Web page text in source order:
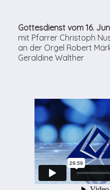
Gottesdienst vom 16.
mit Pfarrer Christoph
an der Orgel Robert
Geraldine Walther